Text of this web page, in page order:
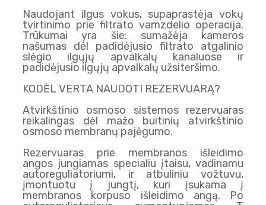
Naudojant ilgus vokus, supaprastėja vokų
tvirtinimo prie filtrato vamzdelio operacija.
Trūkumai yra šie: sumažėja kameros
našumas dėl padidėjusio filtrato atgalinio
slėgio ilgųjų apvalkalų kanaluose ir
padidėjusio ilgųjų apvalkalų užsiteršimo.
KODĖL VERTA NAUDOTI REZERVUARĄ?
Atvirkštinio osmoso sistemos rezervuaras
reikalingas dėl mažo buitinių atvirkštinio
osmoso membranų pajėgumo.
Rezervuaras prie membranos išleidimo
angos jungiamas specialiu įtaisu, vadinamu
autoreguliatoriumi, ir atbuliniu vožtuvu,
įmontuotu į jungtį, kuri įsukama į
membranos korpuso išleidimo angą. Po